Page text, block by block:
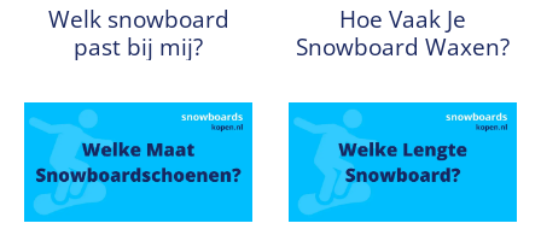
Welk snowboard
past bij mij?
Hoe Vaak Je
Snowboard Waxen?